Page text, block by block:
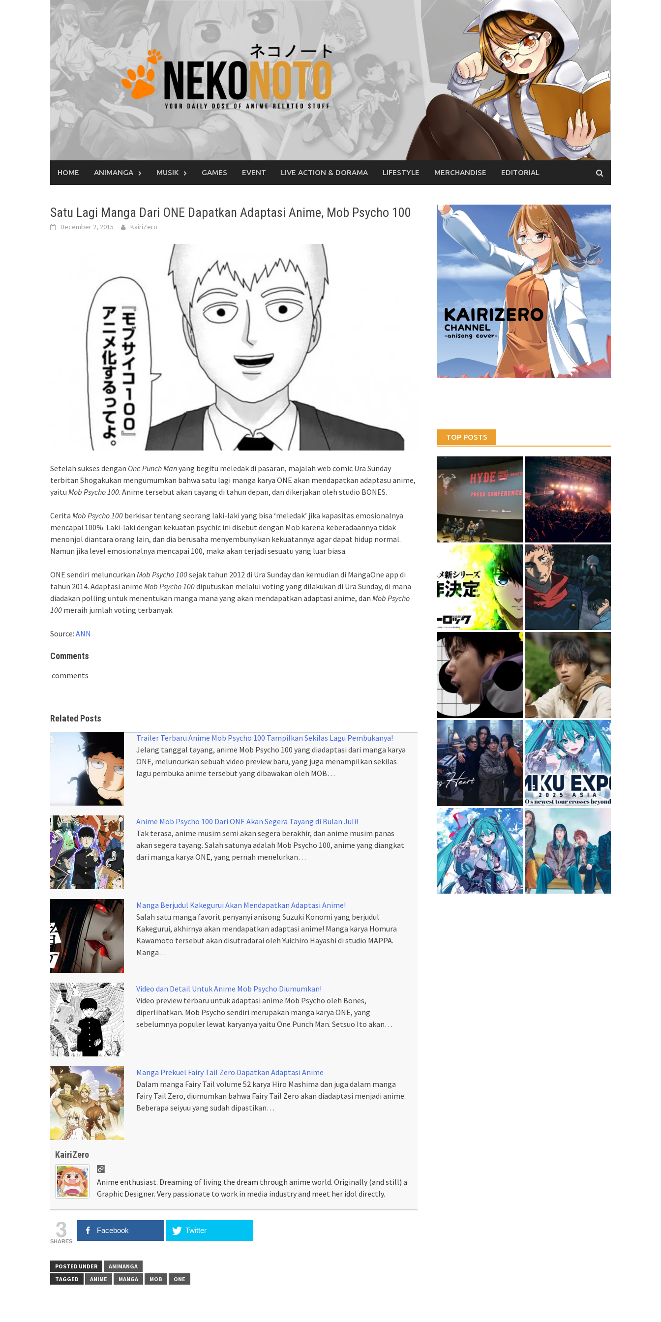
HOME ANIMANGA MUSIK GAMES EVENT LIVE ACTION & DORAMA LIFESTYLE MERCHANDISE EDITORIAL
Satu Lagi Manga Dari ONE Dapatkan Adaptasi Anime, Mob Psycho 100
December 2, 2015 KairiZero
Setelah sukses dengan One Punch Manyang begitu meledak di pasaran, majalah web comic Ura Sunday
terbitan Shogakukan mengumumkan bahwa satu lagi manga karya ONE akan mendapatkan adaptasu anime,
yaitu Mob Psycho 100. Anime tersebut akan tayang di tahun depan, dan dikerjakan oleh studio BONES.
Cerita Mob Psycho 100 berkisar tentang seorang laki-laki yang bisa ‘meledak’ jika kapasitas emosionalnya
mencapai 100%. Laki-laki dengan kekuatan psychic ini disebut dengan Mob karena keberadaannya tidak
menonjol diantara orang lain, dan dia berusaha menyembunyikan kekuatannya agar dapat hidup normal.
Namun jika level emosionalnya mencapai 100, maka akan terjadi sesuatu yang luar biasa.
ONE sendiri meluncurkan Mob Psycho 100sejak tahun 2012 di Ura Sunday dan kemudian di MangaOne app di
tahun 2014. Adaptasi anime Mob Psycho 100diputuskan melalui voting yang dilakukan di Ura Sunday, di mana
diadakan polling untuk menentukan manga mana yang akan mendapatkan adaptasi anime, dan Mob Psycho
100 meraih jumlah voting terbanyak.
Source: ANN
Comments
comments
Related Posts
Trailer Terbaru Anime Mob Psycho 100 Tampilkan Sekilas Lagu Pembukanya!
Jelang tanggal tayang, anime Mob Psycho 100 yang diadaptasi dari manga karya
ONE, meluncurkan sebuah video preview baru, yang juga menampilkan sekilas
lagu pembuka anime tersebut yang dibawakan oleh MOB…
Anime Mob Psycho 100 Dari ONE Akan Segera Tayang di Bulan Juli!
Tak terasa, anime musim semi akan segera berakhir, dan anime musim panas
akan segera tayang. Salah satunya adalah Mob Psycho 100, anime yang diangkat
dari manga karya ONE, yang pernah menelurkan…
Manga Berjudul Kakegurui Akan Mendapatkan Adaptasi Anime!
Salah satu manga favorit penyanyi anisong Suzuki Konomi yang berjudul
Kakegurui, akhirnya akan mendapatkan adaptasi anime! Manga karya Homura
Kawamoto tersebut akan disutradarai oleh Yuichiro Hayashi di studio MAPPA.
Manga…
Video dan Detail Untuk Anime Mob Psycho Diumumkan!
Video preview terbaru untuk adaptasi anime Mob Psycho oleh Bones,
diperlihatkan. Mob Psycho sendiri merupakan manga karya ONE, yang
sebelumnya populer lewat karyanya yaitu One Punch Man. Setsuo Ito akan…
Manga Prekuel Fairy Tail Zero Dapatkan Adaptasi Anime
Dalam manga Fairy Tail volume 52 karya Hiro Mashima dan juga dalam manga
Fairy Tail Zero, diumumkan bahwa Fairy Tail Zero akan diadaptasi menjadi anime.
Beberapa seiyuu yang sudah dipastikan…
KairiZero
Anime enthusiast. Dreaming of living the dream through anime world. Originally (and still) a
Graphic Designer. Very passionate to work in media industry and meet her idol directly.
3
SHARES
Facebook Twitter
POSTED UNDER
ANIMANGA
TAGGED
ANIME MANGA MOB ONE
TOP POSTS